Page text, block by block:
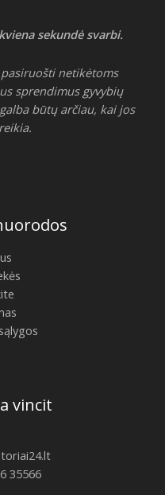
sekundė svarbi.
netikėtoms
sprendimus gyvybių
būtų arčiau, kai jos
vincit
35566